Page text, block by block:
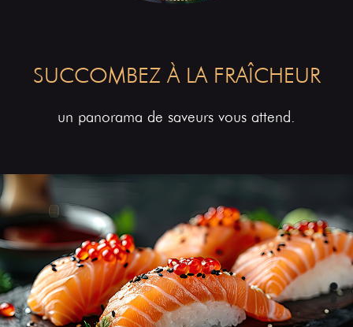
SUCCOMBEZ À LA FRAÎCHEUR
un panorama de saveurs vous attend.